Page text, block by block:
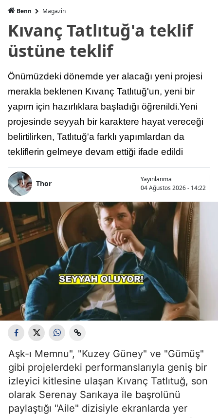
Benn Magazin
Kıvanç Tatlıtuğ'a teklif
üstüne teklif
Önümüzdeki dönemde yer alacağı yeni projesi
merakla beklenen Kıvanç Tatlıtuğ'un, yeni bir
yapım için hazırlıklara başladığı öğrenildi.Yeni
projesinde seyyah bir karaktere hayat vereceği
belirtilirken, Tatlıtuğ'a farklı yapımlardan da
tekliflerin gelmeye devam ettiği ifade edildi
Thor
Yayınlanma
04 Ağustos 2026 - 14:22
Aşk-ı Memnu", "Kuzey Güney" ve "Gümüş"
gibi projelerdeki performanslarıyla geniş bir
izleyici kitlesine ulaşan Kıvanç Tatlıtuğ, son
olarak Serenay Sarıkaya ile başrolünü
paylaştığı "Aile" dizisiyle ekranlarda yer